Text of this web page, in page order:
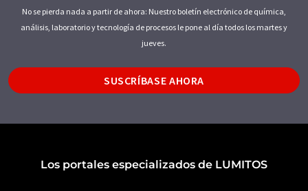
No se pierda nada a partir de ahora: Nuestro boletín electrónico de química,
análisis, laboratorio y tecnología de procesos le pone al día todos los martes y
jueves.
SUSCRÍBASE AHORA
Los portales especializados de LUMITOS